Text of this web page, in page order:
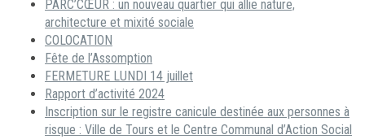
PARC’CŒUR : un nouveau quartier qui allie nature,
architecture et mixité sociale
COLOCATION
Fête de l’Assomption
FERMETURE LUNDI 14 juillet
Rapport d’activité 2024
Inscription sur le registre canicule destinée aux personnes à
risque : Ville de Tours et le Centre Communal d’Action Social